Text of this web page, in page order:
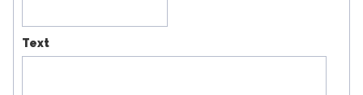
Text